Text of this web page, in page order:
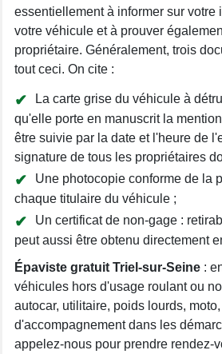
essentiellement à informer sur votre
votre véhicule et à prouver
propriétaire. Généralement, trois
tout ceci. On cite :
La carte grise du véhicule à
qu'elle porte en manuscrit la
être suivie par la date et l'heure de
signature de tous les propriétaires
Une photocopie conforme de la
chaque titulaire du véhicule ;
Un certificat de non-gage :
peut aussi être obtenu directement
Épaviste gratuit Triel-sur-Seine :
véhicules hors d'usage roulant ou
autocar, utilitaire, poids lourds,
d'accompagnement dans les
appelez-nous pour prendre rendez-